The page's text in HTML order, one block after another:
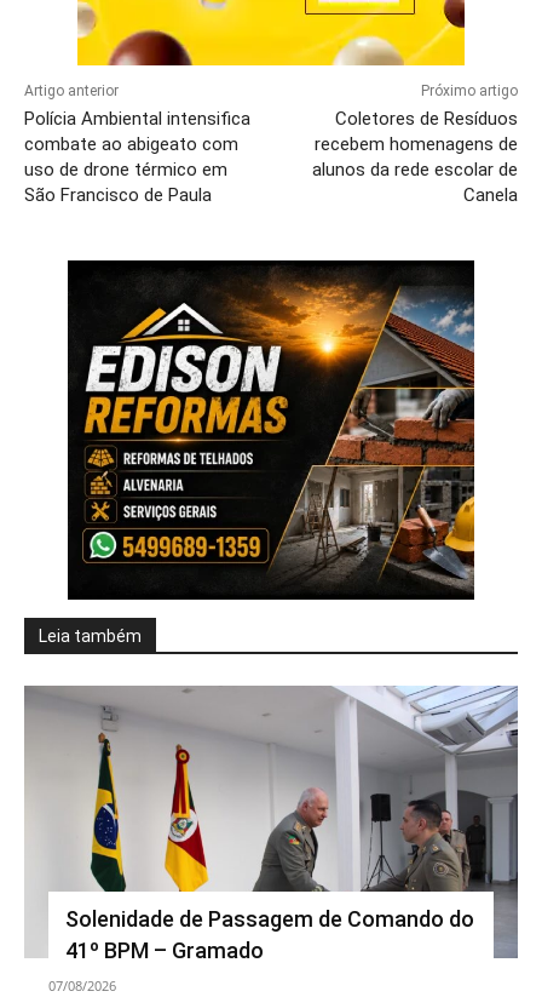
Artigo anterior
Polícia Ambiental intensifica
combate ao abigeato com
uso de drone térmico em
São Francisco de Paula
Próximo artigo
Coletores de Resíduos
recebem homenagens de
alunos da rede escolar de
Canela
Leia também
Solenidade de Passagem de Comando do
41º BPM – Gramado
07/08/2026